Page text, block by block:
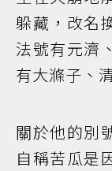
躲藏，改名
法號有元濟
有大滌子、
關於他的別
自稱苦瓜是